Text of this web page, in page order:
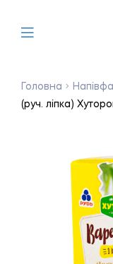
Головна
(руч. ліпка)